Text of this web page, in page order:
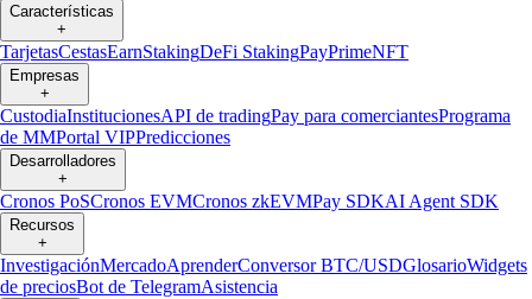
Características
+
TarjetasCestasEarnStakingDeFi StakingPayPrimeNFT
Empresas
+
CustodiaInstitucionesAPI de tradingPay para comerciantesPrograma
de MMPortal VIPPredicciones
Desarrolladores
+
Cronos PoSCronos EVMCronos zkEVMPay SDKAI Agent SDK
Recursos
+
InvestigaciónMercadoAprenderConversor BTC/USDGlosarioWidgets
de preciosBot de TelegramAsistencia